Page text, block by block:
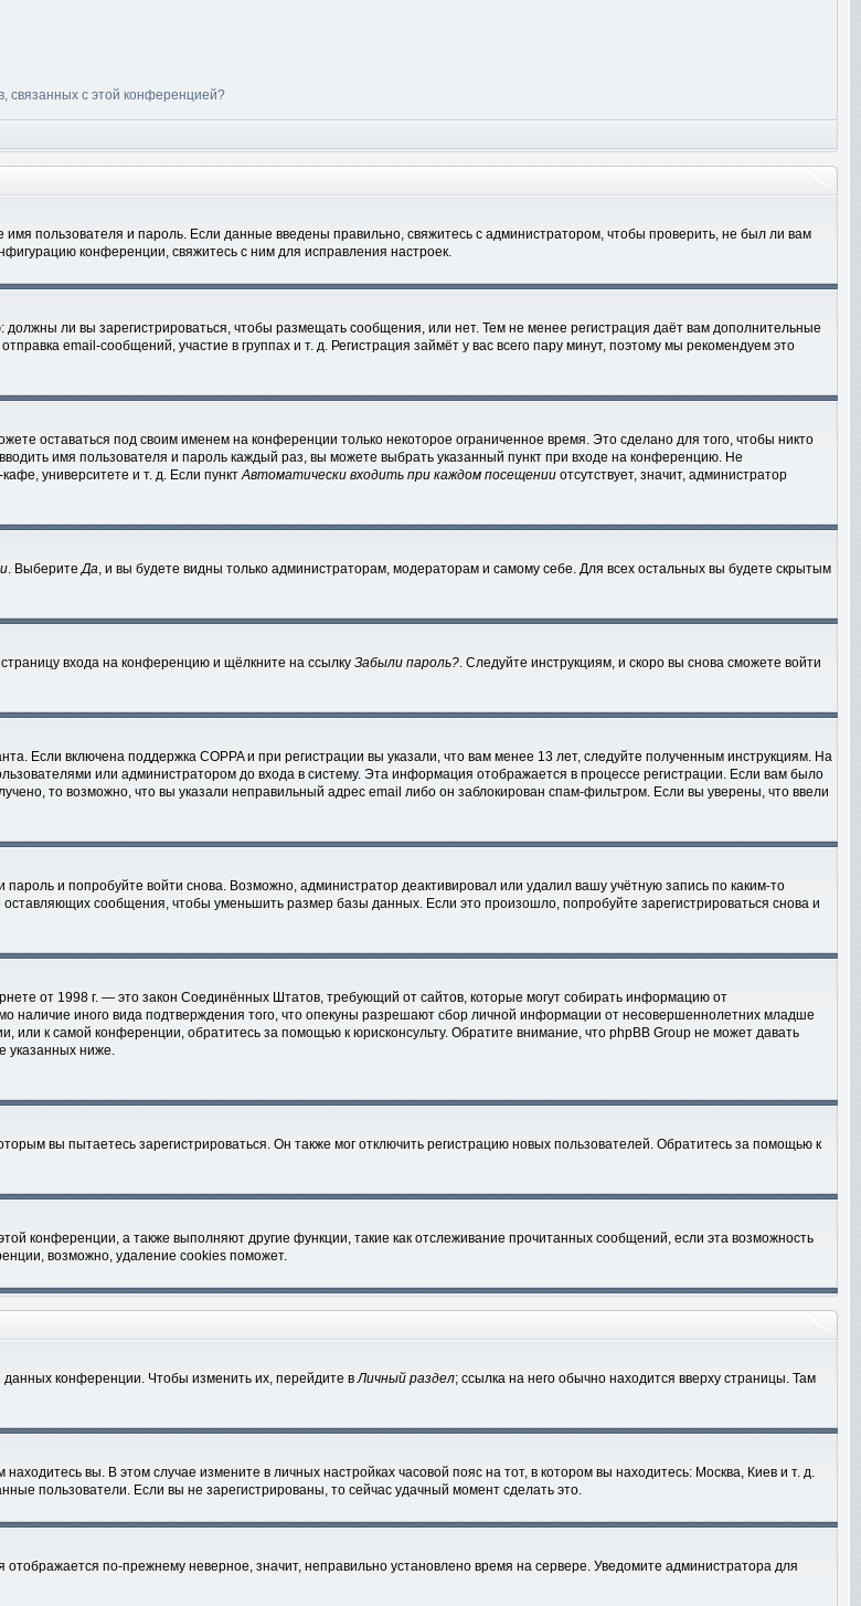
связанных с этой конференцией?
пользователя и пароль. Если данные введены правильно, свяжитесь с администратором, чтобы проверить, не был ли вам
конференции, свяжитесь с ним для исправления настроек.
ли вы зарегистрироваться, чтобы размещать сообщения, или нет. Тем не менее регистрация даёт вам дополнительные
email-сообщений, участие в группах и т. д. Регистрация займёт у вас всего пару минут, поэтому мы рекомендуем это
оставаться под своим именем на конференции только некоторое ограниченное время. Это сделано для того, чтобы никто
имя пользователя и пароль каждый раз, вы можете выбрать указанный пункт при входе на конференцию. Не
университете и т. д. Если пунктАвтоматически входить при каждом посещении отсутствует, значит, администратор
. ВыберитеДа, и вы будете видны только администраторам, модераторам и самому себе. Для всех остальных вы будете скрытым
входа на конференцию и щёлкните на ссылку Забыли пароль?. Следуйте инструкциям, и скоро вы снова сможете войти
Если включена поддержка COPPA и при регистрации вы указали, что вам менее 13 лет, следуйте полученным инструкциям. На
или администратором до входа в систему. Эта информация отображается в процессе регистрации. Если вам было
то возможно, что вы указали неправильный адрес email либо он заблокирован спам-фильтром. Если вы уверены, что ввели
и попробуйте войти снова. Возможно, администратор деактивировал или удалил вашу учётную запись по каким-то
сообщения, чтобы уменьшить размер базы данных. Если это произошло, попробуйте зарегистрироваться снова и
от 1998 г. — это закон Соединённых Штатов, требующий от сайтов, которые могут собирать информацию от
наличие иного вида подтверждения того, что опекуны разрешают сбор личной информации от несовершеннолетних младше
или к самой конференции, обратитесь за помощью к юрисконсульту. Обратите внимание, что phpBB Group не может давать
указанных ниже.
вы пытаетесь зарегистрироваться. Он также мог отключить регистрацию новых пользователей. Обратитесь за помощью к
конференции, а также выполняют другие функции, такие как отслеживание прочитанных сообщений, если эта возможность
возможно, удаление cookies поможет.
данных конференции. Чтобы изменить их, перейдите вЛичный раздел; ссылка на него обычно находится вверху страницы. Там
вы. В этом случае измените в личных настройках часовой пояс на тот, в котором вы находитесь: Москва, Киев и т. д.
пользователи. Если вы не зарегистрированы, то сейчас удачный момент сделать это.
по-прежнему неверное, значит, неправильно установлено время на сервере. Уведомите администратора для